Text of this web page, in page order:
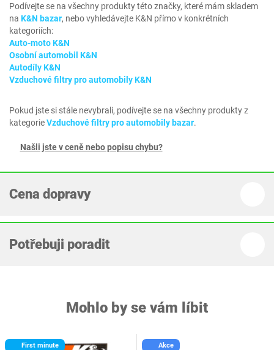
Podívejte se na všechny produkty této značky, které mám skladem
na K&N bazar, nebo vyhledávejte K&N přímo v konkrétních
kategoriích:
Auto-moto K&N
Osobní automobil K&N
Autodíly K&N
Vzduchové filtry pro automobily K&N
Pokud jste si stále nevybrali, podívejte se na všechny produkty z
kategorieVzduchové filtry pro automobily bazar.
Našli jste v ceně nebo popisu chybu?
Cena dopravy
Potřebuji poradit
Mohlo by se vám líbit
First minute Akce